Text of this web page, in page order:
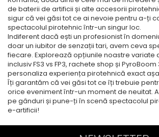
de baterii de artificii și alte accesorii
sigur că vei găsi tot ce ai nevoie pentru a-ți
spectacolul pirotehnic într-un singur loc.
Indiferent dacă ești un profesionist în
doar un iubitor de senzații tari, avem ceva
fiecare. Explorează opțiunile noastre variate
inclusiv FS3 vs FP3, rachete shop și
personaliza experiența pirotehnică exact
Îți garantăm că vei găsi tot ce îți trebuie
orice eveniment într-un moment de neuitat.
pe gânduri și pune-ți în scenă spectacolul
e-artificii!